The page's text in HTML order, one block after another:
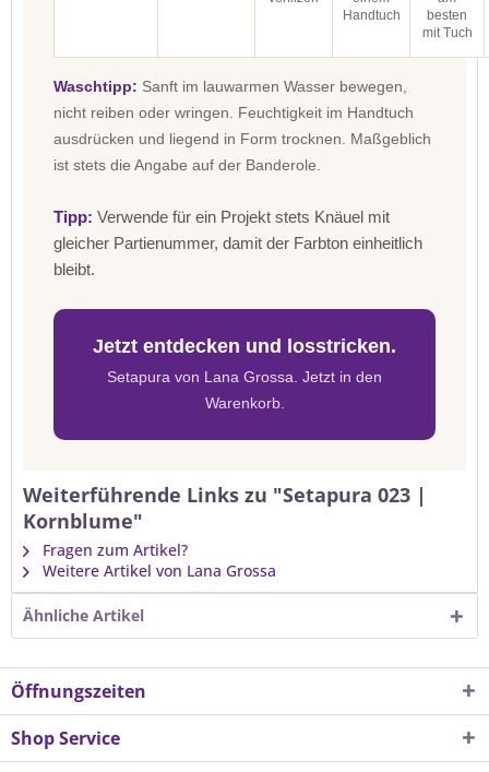
Handtuch
besten
mit Tuch
Waschtipp: Sanft im lauwarmen Wasser bewegen,
nicht reiben oder wringen. Feuchtigkeit im Handtuch
ausdrücken und liegend in Form trocknen. Maßgeblich
ist stets die Angabe auf der Banderole.
Tipp: Verwende für ein Projekt stets Knäuel mit
gleicher Partienummer, damit der Farbton einheitlich
bleibt.
Jetzt entdecken und losstricken.
Setapura von Lana Grossa. Jetzt in den
Warenkorb.
Weiterführende Links zu "Setapura 023 |
Kornblume"
Fragen zum Artikel?
Weitere Artikel von Lana Grossa
Ähnliche Artikel
Öffnungszeiten
Shop Service